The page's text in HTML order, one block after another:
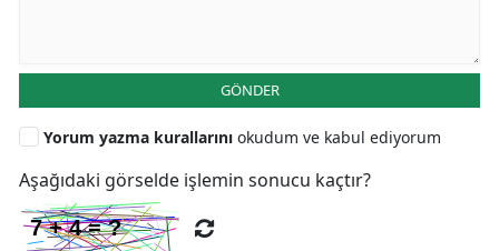
GÖNDER
Yorum yazma kurallarını okudum ve kabul ediyorum
Aşağıdaki görselde işlemin sonucu kaçtır?